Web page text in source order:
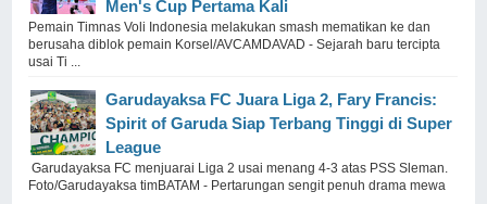
Men's Cup Pertama Kali
Pemain Timnas Voli Indonesia melakukan smash mematikan ke dan
berusaha diblok pemain Korsel/AVCAMDAVAD - Sejarah baru tercipta
usai Ti ...
Garudayaksa FC Juara Liga 2, Fary Francis:
Spirit of Garuda Siap Terbang Tinggi di Super
League
Garudayaksa FC menjuarai Liga 2 usai menang 4-3 atas PSS Sleman.
Foto/Garudayaksa timBATAM - Pertarungan sengit penuh drama mewa